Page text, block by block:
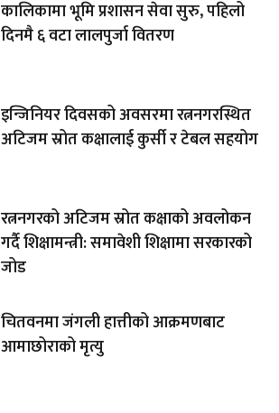
कालिकामा भूमि प्रशासन सेवा सुरु, पहिलो
दिनमै ६ वटा लालपुर्जा वितरण
इन्जिनियर दिवसको अवसरमा रत्ननगरस्थित
अटिजम स्रोत कक्षालाई कुर्सी र टेबल सहयोग
रत्ननगरको अटिजम स्रोत कक्षाको अवलोकन
गर्दै शिक्षामन्त्री: समावेशी शिक्षामा सरकारको
जोड
चितवनमा जंगली हात्तीको आक्रमणबाट
आमाछोराको मृत्यु